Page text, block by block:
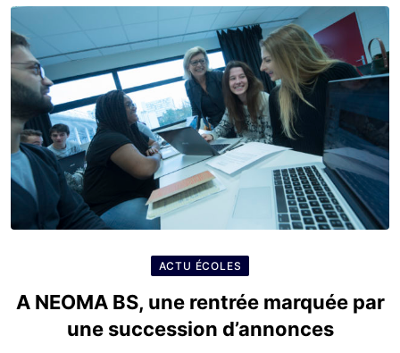
ACTU ÉCOLES
A NEOMA BS, une rentrée marquée par
une succession d’annonces